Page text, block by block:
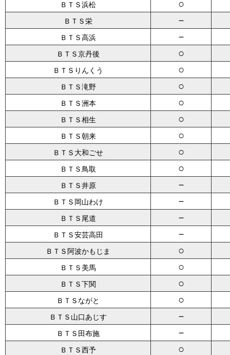
ＢＴＳ浜松 ○
ＢＴＳ栄 －
ＢＴＳ高浜 －
ＢＴＳ京丹後 ○
ＢＴＳりんくう ○
ＢＴＳ滝野 ○
ＢＴＳ洲本 ○
ＢＴＳ相生 ○
ＢＴＳ朝来 ○
ＢＴＳ大和ごせ ○
ＢＴＳ鳥取 ○
ＢＴＳ井原 －
ＢＴＳ岡山わけ －
ＢＴＳ尾道 －
ＢＴＳ安芸高田 －
ＢＴＳ阿波かもじま ○
ＢＴＳ美馬 ○
ＢＴＳ下関 ○
ＢＴＳながと ○
ＢＴＳ山口あじす －
ＢＴＳ田布施 －
ＢＴＳ西予 ○